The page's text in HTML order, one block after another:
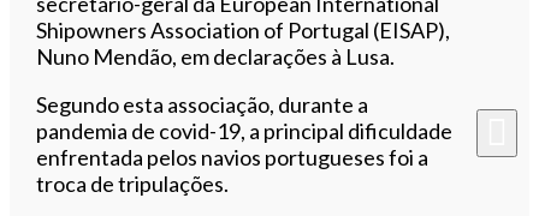
Shipowners Association of Portugal (EISAP),
Nuno Mendão, em declarações à Lusa.
Segundo esta associação, durante a
pandemia de covid-19, a principal dificuldade
enfrentada pelos navios portugueses foi a
troca de tripulações.